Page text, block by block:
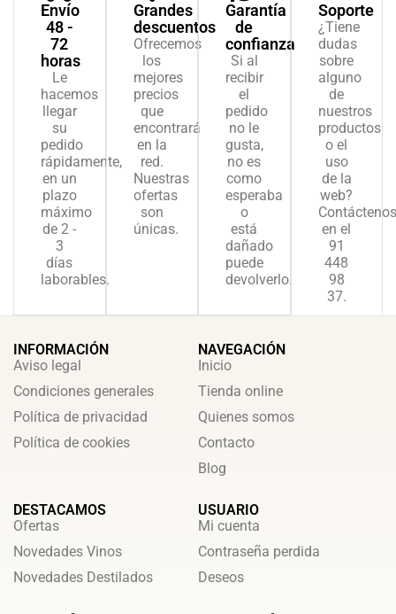
Envío
48 -
72
horas
Le
hacemos
llegar
su
pedido
rápidamente,
en un
plazo
máximo
de 2 -
3
días
laborables.
Grandes
descuentos
Ofrecemos
los
mejores
precios
que
encontrará
en la
red.
Nuestras
ofertas
son
únicas.
Garantía
de
confianza
Si al
recibir
el
pedido
no le
gusta,
no es
como
esperaba
o
está
dañado
puede
devolverlo.
Soporte
¿Tiene
dudas
sobre
alguno
de
nuestros
productos
o el
uso
de la
web?
Contáctenos
en el
91
448
98
37.
INFORMACIÓN
Aviso legal
Condiciones generales
Política de privacidad
Política de cookies
NAVEGACIÓN
Inicio
Tienda online
Quienes somos
Contacto
Blog
DESTACAMOS
Ofertas
Novedades Vinos
Novedades Destilados
USUARIO
Mi cuenta
Contraseña perdida
Deseos